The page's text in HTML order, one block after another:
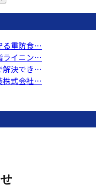
る重防食…
ライニン…
解決でき…
株式会社…